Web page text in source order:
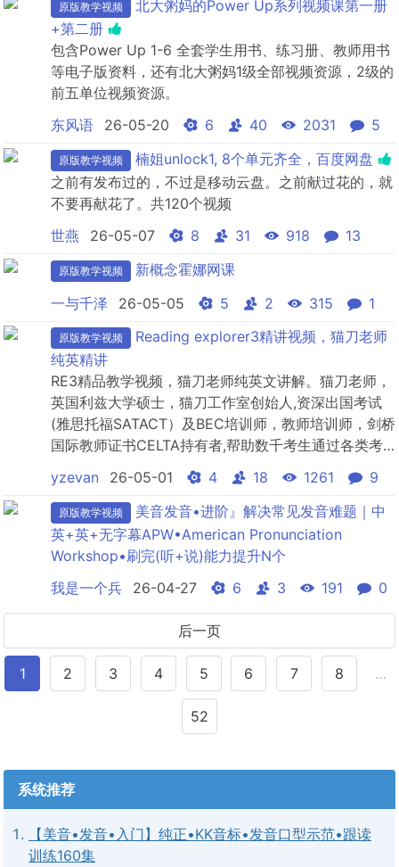
原版教学视频
北大粥妈的Power Up系列视频课第一册
+第二册
包含Power Up 1-6 全套学生用书、练习册、教师用书
等电子版资料，还有北大粥妈1级全部视频资源，2级的
前五单位视频资源。
东风语
26-05-20 6 40 2031 5
原版教学视频
楠姐unlock1, 8个单元齐全，百度网盘
之前有发布过的，不过是移动云盘。之前献过花的，就
不要再献花了。共120个视频
世燕
26-05-07 8 31 918 13
原版教学视频
新概念霍娜网课
一与千泽
26-05-05 5 2 315 1
原版教学视频
Reading explorer3精讲视频，猫刀老师
纯英精讲
RE3精品教学视频，猫刀老师纯英文讲解。猫刀老师，
英国利兹大学硕士，猫刀工作室创始人,资深出国考试
(雅思托福SATACT）及BEC培训师，教师培训师，剑桥
国际教师证书CELTA持有者,帮助数千考生通过各类考
yzevan 26-05-01 4 18 1261 9
原版教学视频
美音发音•进阶』解决常见发音难题｜中
英+英+无字幕APW•American Pronunciation
Workshop•刷完(听+说)能力提升N个
我是一个兵
26-04-27 6 3 191 0
后一页
1 2 3 4 5 6 7 8 …
52
系统推荐
【美音•发音•入门】纯正•KK音标•发音口型示范•跟读
训练160集